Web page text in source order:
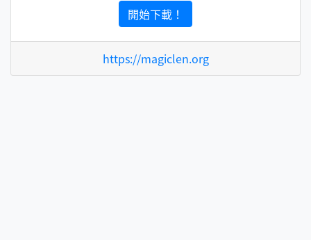
開始下載！
https://magiclen.org